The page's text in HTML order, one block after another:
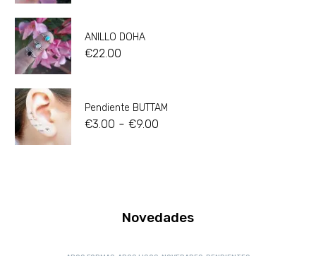
ANILLO DOHA
€22.00
Pendiente BUTTAM
€3.00 - €9.00
Novedades